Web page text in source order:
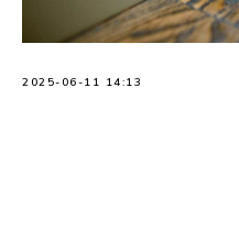
2025-06-11 14:13